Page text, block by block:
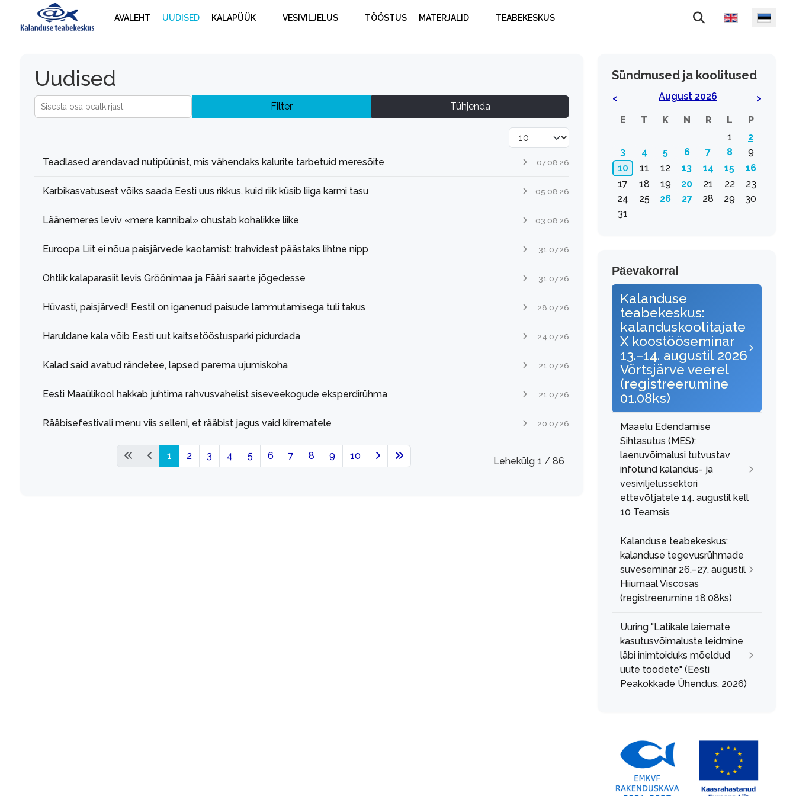
AVALEHT UUDISED KALAPÜÜK VESIVILJELUS TÖÖSTUS MATERJALID TEABEKESKUS Vali keel
Uudised
Sisesta osa pealkirjast Filter Tühjenda
Näita korraga
Teadlased arendavad nutipüünist, mis vähendaks kalurite tarbetuid meresõite 07.08.26
Karbikasvatusest võiks saada Eesti uus rikkus, kuid riik küsib liiga karmi tasu 05.08.26
Läänemeres leviv «mere kannibal» ohustab kohalikke liike 03.08.26
Euroopa Liit ei nõua paisjärvede kaotamist: trahvidest päästaks lihtne nipp 31.07.26
Ohtlik kalaparasiit levis Gröönimaa ja Fääri saarte jõgedesse 31.07.26
Hüvasti, paisjärved! Eestil on iganenud paisude lammutamisega tuli takus 28.07.26
Haruldane kala võib Eesti uut kaitsetööstusparki pidurdada 24.07.26
Kalad said avatud rändetee, lapsed parema ujumiskoha 21.07.26
Eesti Maaülikool hakkab juhtima rahvusvahelist siseveekogude eksperdirühma 21.07.26
Rääbisefestivali menu viis selleni, et rääbist jagus vaid kiirematele 20.07.26
Lehekülg 1 / 86
1 2 3 4 5 6 7 8 9 10
Sündmused ja koolitused
< August 2026
>
E
T K N R L
P
1
2
3
4 5 6 7 8
9
10
11 12 13 14 15
16
17
18 19 20 21 22
23
24
25 26 27 28 29
30
31
Päevakorral
Kalanduse
teabekeskus:
kalanduskoolitajate
X koostööseminar
13.–14. augustil 2026
Võrtsjärve veerel
(registreerumine
01.08ks)
Maaelu Edendamise
Sihtasutus (MES):
laenuvõimalusi tutvustav
infotund kalandus- ja
vesiviljelussektori
ettevõtjatele 14. augustil kell
10 Teamsis
Kalanduse teabekeskus:
kalanduse tegevusrühmade
suveseminar 26.–27. augustil
Hiiumaal Viscosas
(registreerumine 18.08ks)
Uuring "Latikale laiemate
kasutusvõimaluste leidmine
läbi inimtoiduks mõeldud
uute toodete" (Eesti
Peakokkade Ühendus, 2026)